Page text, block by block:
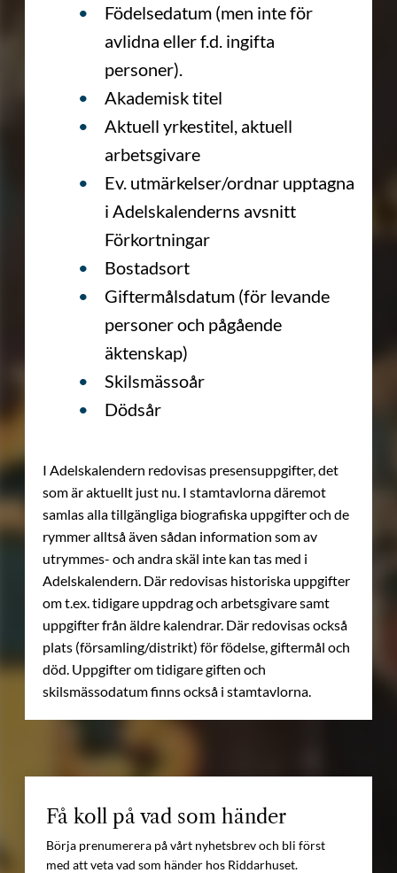
Födelsedatum (men inte för
avlidna eller f.d. ingifta
personer).
Akademisk titel
Aktuell yrkestitel, aktuell
arbetsgivare
Ev. utmärkelser/ordnar upptagna
i Adelskalenderns avsnitt
Förkortningar
Bostadsort
Giftermålsdatum (för levande
personer och pågående
äktenskap)
Skilsmässoår
Dödsår
I Adelskalendern redovisas presensuppgifter, det
som är aktuellt just nu. I stamtavlorna däremot
samlas alla tillgängliga biografiska uppgifter och de
rymmer alltså även sådan information som av
utrymmes- och andra skäl inte kan tas med i
Adelskalendern. Där redovisas historiska uppgifter
om t.ex. tidigare uppdrag och arbetsgivare samt
uppgifter från äldre kalendrar. Där redovisas också
plats (församling/distrikt) för födelse, giftermål och
död. Uppgifter om tidigare giften och
skilsmässodatum finns också i stamtavlorna.
Få koll på vad som händer
Börja prenumerera på vårt nyhetsbrev och bli först
med att veta vad som händer hos Riddarhuset.